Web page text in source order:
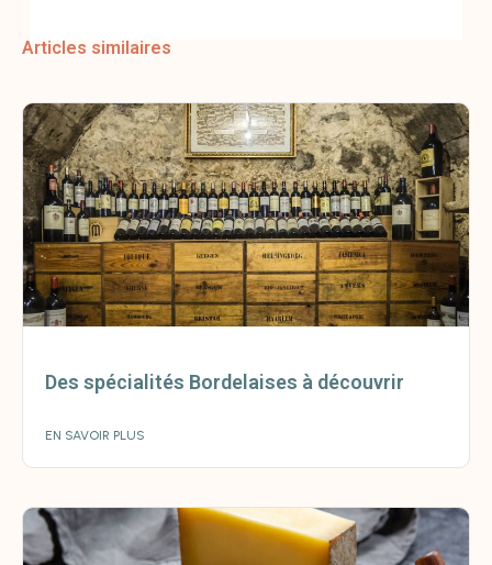
Articles similaires
Des spécialités Bordelaises à découvrir
EN SAVOIR PLUS